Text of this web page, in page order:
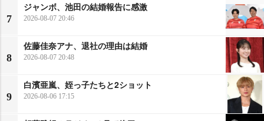
7
ジャンボ、池田の結婚報告に感激
2026-08-07 20:46
8
佐藤佳奈アナ、退社の理由は結婚
2026-08-07 20:48
9
白濱亜嵐、姪っ子たちと2ショット
2026-08-06 17:15